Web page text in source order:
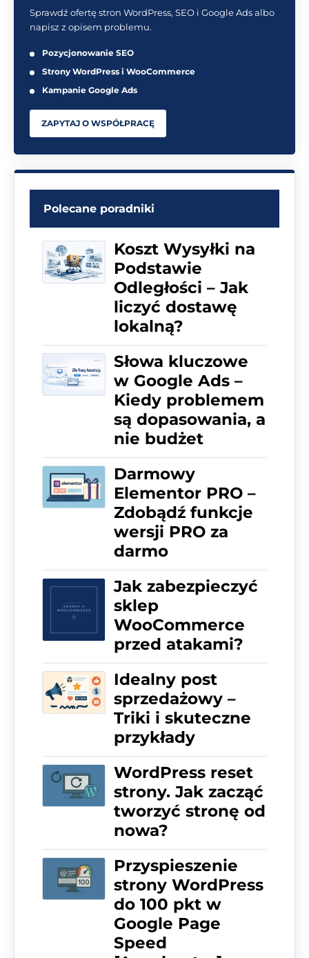
Sprawdź ofertę stron WordPress, SEO i Google Ads albo
napisz z opisem problemu.
Pozycjonowanie SEO
Strony WordPress i WooCommerce
Kampanie Google Ads
ZAPYTAJ O WSPÓŁPRACĘ
Polecane poradniki
Koszt Wysyłki na
Podstawie
Odległości – Jak
liczyć dostawę
lokalną?
Słowa kluczowe
w Google Ads –
Kiedy problemem
są dopasowania, a
nie budżet
Darmowy
Elementor PRO –
Zdobądź funkcje
wersji PRO za
darmo
Jak zabezpieczyć
sklep
WooCommerce
przed atakami?
Idealny post
sprzedażowy –
Triki i skuteczne
przykłady
WordPress reset
strony. Jak zacząć
tworzyć stronę od
nowa?
Przyspieszenie
strony WordPress
do 100 pkt w
Google Page
Speed